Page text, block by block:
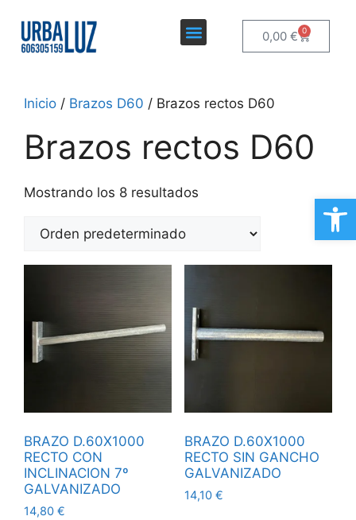
0,00 € 0
Inicio / Brazos D60 / Brazos rectos D60
Brazos rectos D60
Mostrando los 8 resultados
BRAZO D.60X1000
RECTO CON
INCLINACION 7º
GALVANIZADO
14,80 €
BRAZO D.60X1000
RECTO SIN GANCHO
GALVANIZADO
14,10 €